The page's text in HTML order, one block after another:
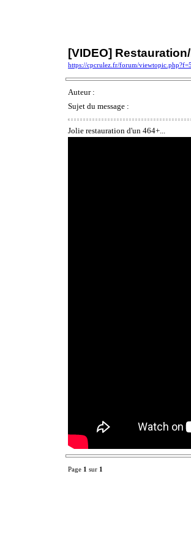
[VIDEO]
https://cpcrulez.fr/forum/
Auteur :
Sujet du message :
Jolie restauration d'un 464+...
Page 1 sur 1